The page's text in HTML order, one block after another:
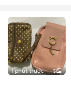
1 phút trước 5